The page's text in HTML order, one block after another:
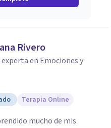
Rivero
en Emociones y
Terapia Online
mucho de mis